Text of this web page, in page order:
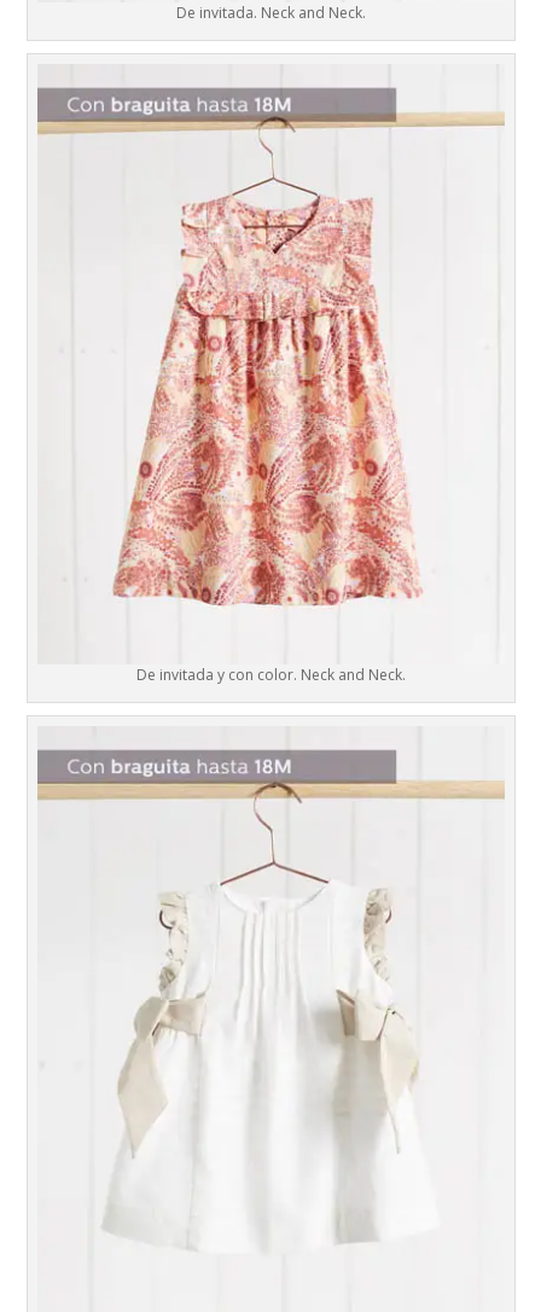
De invitada. Neck and Neck.
De invitada y con color. Neck and Neck.